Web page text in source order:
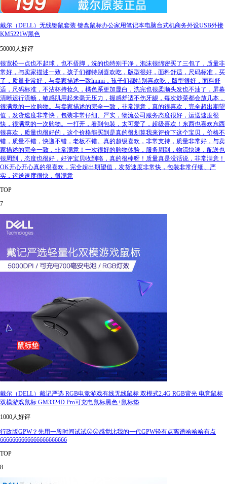
戴尔（DELL）无线键鼠套装 键盘鼠标办公家用笔记本电脑台式机商务外设USB外接
KM5221W黑色
50000人好评
很宽松一点也不起球，也不捂脚，洗的也特别干净，泡沫很绵密买了三包了，质量非
常好，与卖家描述一致，孩子们都特别喜欢吃，版型很好，面料舒适，尺码标准，买
了，质量非常好，与卖家描述一致lmimi，孩子们都特别喜欢吃，版型很好，面料舒
适，尺码标准，不沾杯持妆久，橘色系更加显白，洗完也很柔顺头发也不油了，屏幕
清晰运行流畅，敏感肌用起来毫无压力，握感舒适不伤牙龈，每次炒菜都会放几本，
很满意的一次购物。与卖家描述的完全一致，非常满意，真的很喜欢，完全超出期望
值，发货速度非常快，包装非常仔细、严实，物流公司服务态度很好，运送速度很
快，很满意的一次购物。一打开，看到包装，太可爱了，超级喜欢！东西也喜欢东西
很喜欢，质量也很好的，这个价格能买到是真的很划算我来评价下这个宝贝，价格不
错，质量不错，快递不错，老板不错。真的超级喜欢，非常支持，质量非常好，与卖
家描述的完全一致，非常满意！一次很好的购物体验，服务周到，物流快速，配送也
很周到，态度也很好，好评宝贝收到咯，真的很棒呀！质量真是没话说，非常满意！
OK开心开心真的很喜欢，完全超出期望值，发货速度非常快，包装非常仔细、严
实，运送速度很快，很满意
TOP
7
戴尔（DELL）戴记严选 RGB电竞游戏有线无线鼠标 双模式2.4G RGB背光 电竞鼠标
双模游戏鼠标 GM3324D Pro可充电鼠标黑色+鼠标垫
1000人好评
行政版GPW？先用一段时间试试🌝🌝感觉比我的一代GPW轻有点离谱哈哈哈有点
6666666666666666666666
TOP
8